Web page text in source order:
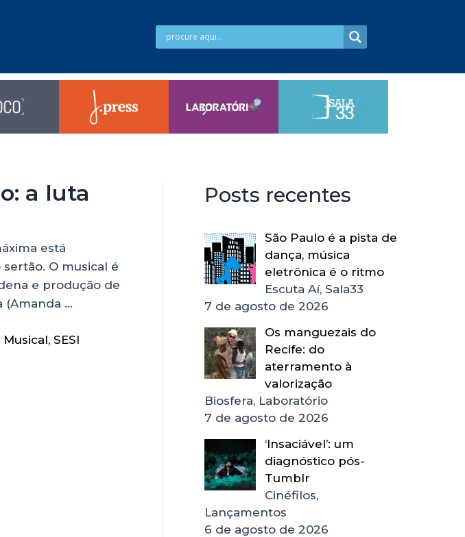
a luta
está
O musical é
e produção de
(Amanda …
Musical, SESI
Posts recentes
São Paulo é a pista de
dança, música
eletrônica é o ritmo
Escuta Aí, Sala33
7 de agosto de 2026
Os manguezais do
Recife: do
aterramento à
valorização
Biosfera, Laboratório
7 de agosto de 2026
‘Insaciável’: um
diagnóstico pós-
Tumblr
Cinéfilos,
Lançamentos
6 de agosto de 2026